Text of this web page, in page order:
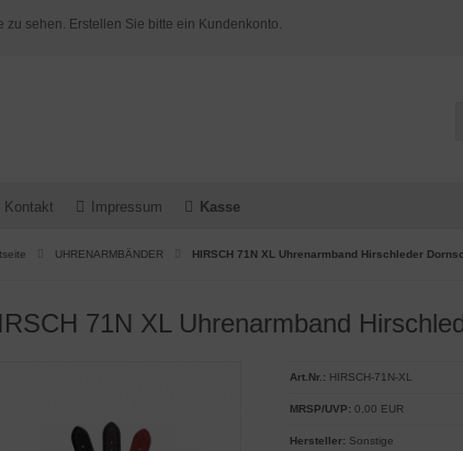
zu sehen. Erstellen Sie bitte ein Kundenkonto.
Kontakt Impressum Kasse
UHRENARMBÄNDER HIRSCH 71N XL Uhrenarmband Hirschleder
71N XL Uhrenarmband
Art.Nr.: HIRSCH-71N-XL
MRSP/UVP: 0,00 EUR
Hersteller: Sonstige